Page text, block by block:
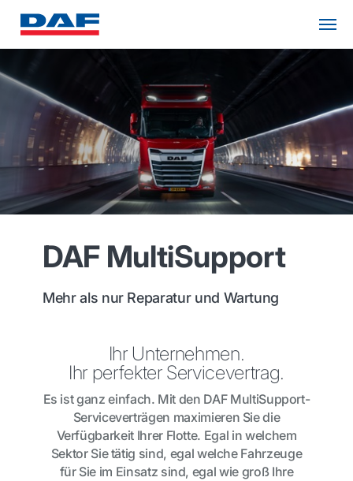
DAF MultiSupport
Mehr als nur Reparatur und Wartung
Ihr Unternehmen.
Ihr perfekter Servicevertrag.
Es ist ganz einfach. Mit den DAF MultiSupport-
Serviceverträgen maximieren Sie die
Verfügbarkeit Ihrer Flotte. Egal in welchem
Sektor Sie tätig sind, egal welche Fahrzeuge
für Sie im Einsatz sind, egal wie groß Ihre